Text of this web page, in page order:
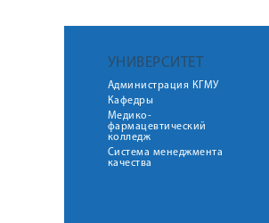
УНИВЕРСИТЕТ
Администрация КГМУ
Кафедры
Медико-
фармацевтический
колледж
Система менеджмента
качества